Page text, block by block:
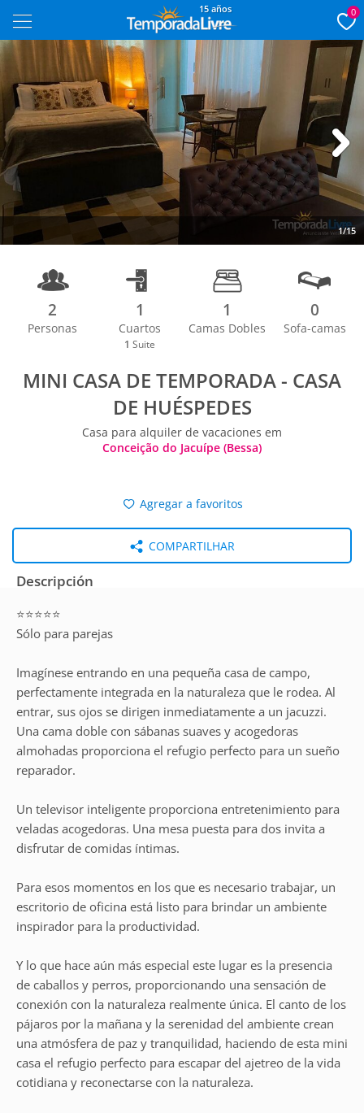
15 años 0
1/15
Next
2
Personas
1
Cuartos
1 Suite
1
Camas Dobles
0
Sofa-camas
MINI CASA DE TEMPORADA - CASA
DE HUÉSPEDES
Casa para alquiler de vacaciones em
Conceição do Jacuípe (Bessa)
Agregar a favoritos
COMPARTILHAR
Descripción
⭐⭐⭐⭐⭐
Sólo para parejas
Imagínese entrando en una pequeña casa de campo,
perfectamente integrada en la naturaleza que le rodea. Al
entrar, sus ojos se dirigen inmediatamente a un jacuzzi.
Una cama doble con sábanas suaves y acogedoras
almohadas proporciona el refugio perfecto para un sueño
reparador.
Un televisor inteligente proporciona entretenimiento para
veladas acogedoras. Una mesa puesta para dos invita a
disfrutar de comidas íntimas.
Para esos momentos en los que es necesario trabajar, un
escritorio de oficina está listo para brindar un ambiente
inspirador para la productividad.
Y lo que hace aún más especial este lugar es la presencia
de caballos y perros, proporcionando una sensación de
conexión con la naturaleza realmente única. El canto de los
pájaros por la mañana y la serenidad del ambiente crean
una atmósfera de paz y tranquilidad, haciendo de esta mini
casa el refugio perfecto para escapar del ajetreo de la vida
cotidiana y reconectarse con la naturaleza.